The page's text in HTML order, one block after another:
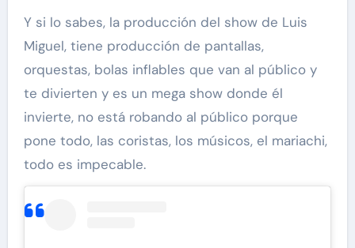
Y si lo sabes, la producción del show de Luis
Miguel, tiene producción de pantallas,
orquestas, bolas inflables que van al público y
te divierten y es un mega show donde él
invierte, no está robando al público porque
pone todo, las coristas, los músicos, el mariachi,
todo es impecable.